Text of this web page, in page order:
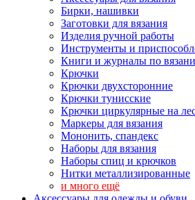
Бирки, нашивки
Заготовки для вязания
Изделия ручной работы
Инструменты и
Книги и журналы по
Крючки
Крючки двухсторонние
Крючки тунисские
Крючки циркулярные на
Маркеры для вязания
Мононить, спандекс
Наборы для вязания
Наборы спиц и крючков
Нитки металлизированные
и много ещё